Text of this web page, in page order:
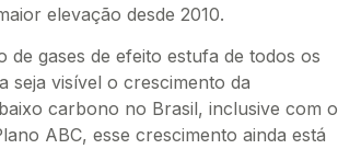
elevação desde 2010.
de gases de efeito estufa de todos os
seja visível o crescimento da
carbono no Brasil, inclusive com o
ABC, esse crescimento ainda está